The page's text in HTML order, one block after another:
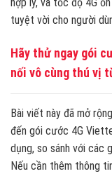
tuyệt vời cho người
Hãy thử ngay gói
nối vô cùng thú vị
Bài viết này đã mở
đến gói cước 4G
dụng, so sánh với các
Nếu cần thêm thông